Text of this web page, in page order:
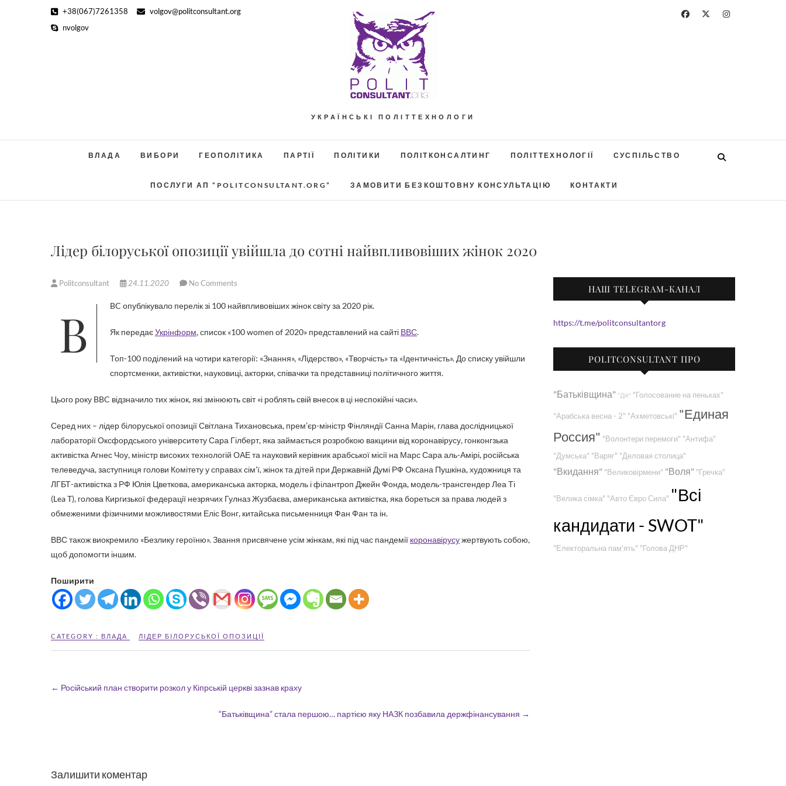
+38(067)7261358
volgov@politconsultant.org
nvolgov
УКРАЇНСЬКІ ПОЛІТТЕХНОЛОГИ
ВЛАДА ВИБОРИ ГЕОПОЛІТИКА ПАРТІЇ ПОЛІТИКИ ПОЛІТКОНСАЛТИНГ ПОЛІТТЕХНОЛОГІЇ СУСПІЛЬСТВО
ПОСЛУГИ АП “POLITCONSULTANT.ORG” ЗАМОВИТИ БЕЗКОШТОВНУ КОНСУЛЬТАЦІЮ КОНТАКТИ
Лідер білоруської опозиції увійшла до сотні найвпливовіших жінок 2020
Politconsultant 24.11.2020 No Comments
BBC опублікувало перелік зі 100 найвпливовіших жінок світу за 2020 рік.
Як передаєУкрінформ, список «100 women of 2020» представлений на сайті ВВС.
Топ-100 поділений на чотири категорії: «Знання», «Лідерство», «Творчість» та «Ідентичність». До списку увійшли
спортсменки, активістки, науковиці, акторки, співачки та представниці політичного життя.
Цього року BBC відзначило тих жінок, які змінюють світ «і роблять свій внесок в ці неспокійні часи».
Серед них – лідер білоруської опозиції Світлана Тихановська, прем’єр-міністр Фінляндії Санна Марін, глава дослідницької
лабораторії Оксфордського університету Сара Гілберт, яка займається розробкою вакцини від коронавірусу, гонконгзька
активістка Агнес Чоу, міністр високих технологій ОАЕ та науковий керівник арабської місії на Марс Сара аль-Амірі, російська
телеведуча, заступниця голови Комітету у справах сім’ї, жінок та дітей при Державній Думі РФ Оксана Пушкіна, художниця та
ЛГБТ-активістка з РФ Юлія Цветкова, американська акторка, модель і філантроп Джейн Фонда, модель-трансгендер Леа Ті
(Lea T), голова Киргизької федерації незрячих Гулназ Жузбаєва, американська активістка, яка бореться за права людей з
обмеженими фізичними можливостями Еліс Вонг, китайська письменниця Фан Фан та ін.
ВВС також виокремило «Безлику героїню». Звання присвячене усім жінкам, які під час пандемії коронавірусужертвують собою,
щоб допомогти іншим.
Поширити
CATEGORY : ВЛАДА ЛІДЕР БІЛОРУСЬКОЇ ОПОЗИЦІЇ
← Російський план створити розкол у Кіпрській церкві зазнав краху
“Батьківщина” стала першою… партією яку НАЗК позбавила держфінансування →
Залишити коментар
НАШ TELEGRAM-КАНАЛ
https://t.me/politconsultantorg
POLITCONSULTANT ПРО
"Батьківщина" "Дія" "Голосование на пеньках"
"Арабська весна - 2" "Ахметовські" "Единая
Россия" "Волонтери перемоги" "Антифа"
"Думська" "Варяг" "Деловая столица"
"Вкидання" "Великовірмени" "Воля" "Гречка"
"Велика сімка" "Авто Євро Сила" "Всі
кандидати - SWOT"
"Електоральна пам'ять" "Голова ДНР"